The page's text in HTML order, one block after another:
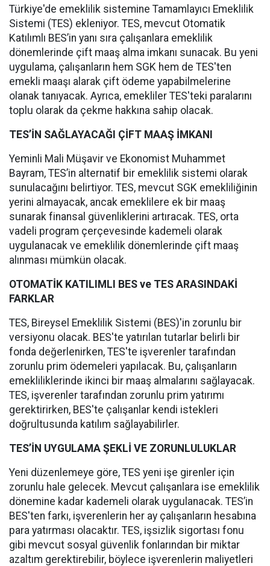
Türkiye'de emeklilik sistemine Tamamlayıcı Emeklilik
Sistemi (TES) ekleniyor. TES, mevcut Otomatik
Katılımlı BES’in yanı sıra çalışanlara emeklilik
dönemlerinde çift maaş alma imkanı sunacak. Bu yeni
uygulama, çalışanların hem SGK hem de TES'ten
emekli maaşı alarak çift ödeme yapabilmelerine
olanak tanıyacak. Ayrıca, emekliler TES'teki paralarını
toplu olarak da çekme hakkına sahip olacak.
TES’İN SAĞLAYACAĞI ÇİFT MAAŞ İMKANI
Yeminli Mali Müşavir ve Ekonomist Muhammet
Bayram, TES’in alternatif bir emeklilik sistemi olarak
sunulacağını belirtiyor. TES, mevcut SGK emekliliğinin
yerini almayacak, ancak emeklilere ek bir maaş
sunarak finansal güvenliklerini artıracak. TES, orta
vadeli program çerçevesinde kademeli olarak
uygulanacak ve emeklilik dönemlerinde çift maaş
alınması mümkün olacak.
OTOMATİK KATILIMLI BES ve TES ARASINDAKİ
FARKLAR
TES, Bireysel Emeklilik Sistemi (BES)'in zorunlu bir
versiyonu olacak. BES'te yatırılan tutarlar belirli bir
fonda değerlenirken, TES'te işverenler tarafından
zorunlu prim ödemeleri yapılacak. Bu, çalışanların
emekliliklerinde ikinci bir maaş almalarını sağlayacak.
TES, işverenler tarafından zorunlu prim yatırımı
gerektirirken, BES'te çalışanlar kendi istekleri
doğrultusunda katılım sağlayabilirler.
TES’İN UYGULAMA ŞEKLİ VE ZORUNLULUKLAR
Yeni düzenlemeye göre, TES yeni işe girenler için
zorunlu hale gelecek. Mevcut çalışanlara ise emeklilik
dönemine kadar kademeli olarak uygulanacak. TES’in
BES'ten farkı, işverenlerin her ay çalışanların hesabına
para yatırması olacaktır. TES, işsizlik sigortası fonu
gibi mevcut sosyal güvenlik fonlarından bir miktar
azaltım gerektirebilir, böylece işverenlerin maliyetleri